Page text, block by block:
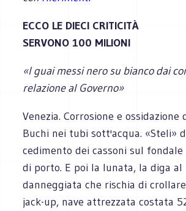
ECCO LE DIECI CRITICITÀ
SERVONO 100 MILIONI
«I guai messi nero su bianco dai
relazione al Governo»
Venezia. Corrosione e ossidazione
Buchi nei tubi sott'acqua. «Steli»
cedimento dei cassoni sul fondale
di porto. E poi la lunata, la diga al
danneggiata che rischia di
jack-up, nave attrezzata costata